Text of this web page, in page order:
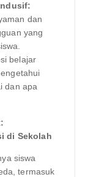
dan
yang
belajar
dan apa
di Sekolah
siswa
termasuk